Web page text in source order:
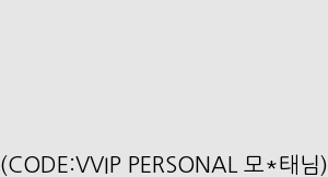
(CODE:VVIP PERSONAL 모*태님)